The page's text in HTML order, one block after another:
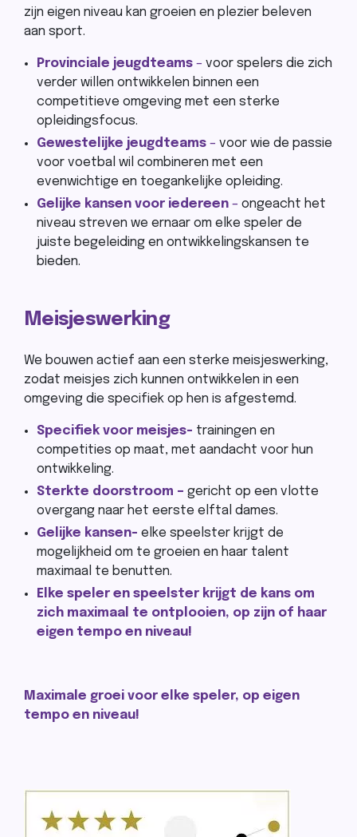
zijn eigen niveau kan groeien en plezier beleven
aan sport.
Provinciale jeugdteams – voor spelers die zich
verder willen ontwikkelen binnen een
competitieve omgeving met een sterke
opleidingsfocus.
Gewestelijke jeugdteams – voor wie de passie
voor voetbal wil combineren met een
evenwichtige en toegankelijke opleiding.
Gelijke kansen voor iedereen – ongeacht het
niveau streven we ernaar om elke speler de
juiste begeleiding en ontwikkelingskansen te
bieden.
Meisjeswerking
We bouwen actief aan een sterke meisjeswerking,
zodat meisjes zich kunnen ontwikkelen in een
omgeving die specifiek op hen is afgestemd.
Specifiek voor meisjes- trainingen en
competities op maat, met aandacht voor hun
ontwikkeling.
Sterkte doorstroom – gericht op een vlotte
overgang naar het eerste elftal dames.
Gelijke kansen- elke speelster krijgt de
mogelijkheid om te groeien en haar talent
maximaal te benutten.
Elke speler en speelster krijgt de kans om
zich maximaal te ontplooien, op zijn of haar
eigen tempo en niveau!
Maximale groei voor elke speler, op eigen
tempo en niveau!